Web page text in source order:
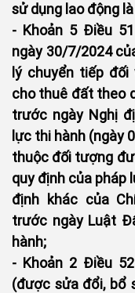
sử dụng lao động
- Khoản 5 Điều
ngày 30/7/2024
lý chuyển tiếp
cho thuê đất theo
trước ngày Nghị
lực thi hành (ngày
thuộc đối tượng
quy định của pháp
định khác của
trước ngày Luật
hành;
- Khoản 2 Điều
(được sửa đổi, bổ